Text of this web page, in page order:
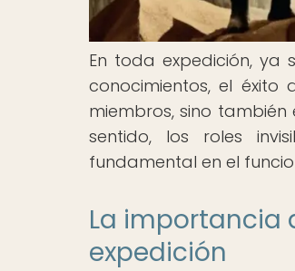
En toda expedición,
conocimientos, el
miembros, sino
sentido, los roles
fundamental en el
La importancia
expedición